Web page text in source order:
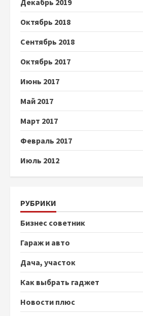
Декабрь 2019
Октябрь 2018
Сентябрь 2018
Октябрь 2017
Июнь 2017
Май 2017
Март 2017
Февраль 2017
Июль 2012
РУБРИКИ
Бизнес советник
Гараж и авто
Дача, участок
Как выбрать гаджет
Новости плюс